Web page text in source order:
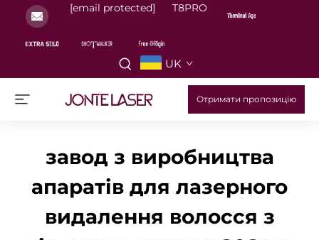
[email protected] T8PRO
UK
Отримати пропозицію
завод з виробництва
апаратів для лазерного
видалення волосся з